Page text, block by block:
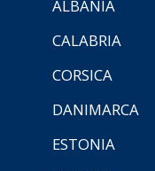
ALBANIA
CALABRIA
CORSICA
DANIMARCA
ESTONIA